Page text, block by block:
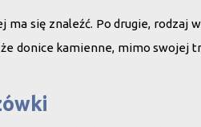
się znaleźć. Po drugie, rodzaj
donice kamienne, mimo swojej